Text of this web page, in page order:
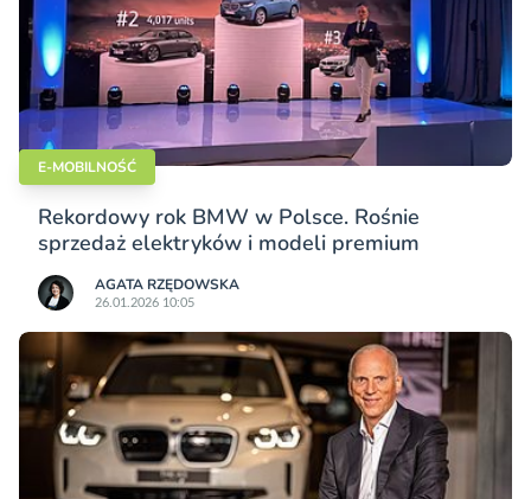
E-MOBILNOŚĆ
Rekordowy rok BMW w Polsce. Rośnie
sprzedaż elektryków i modeli premium
AGATA RZĘDOWSKA
26.01.2026 10:05